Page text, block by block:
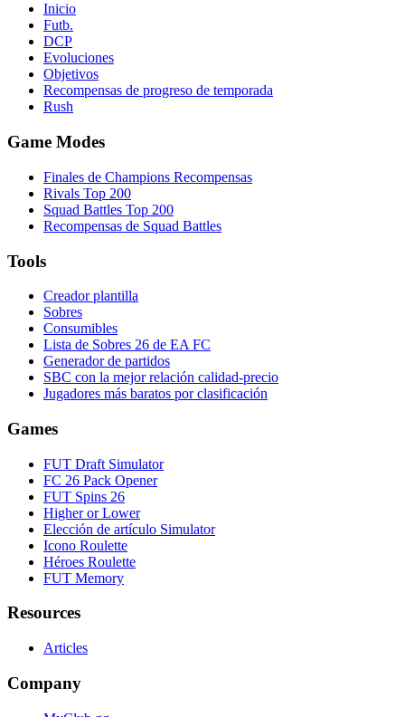
Inicio
Futb.
DCP
Evoluciones
Objetivos
Recompensas de progreso de temporada
Rush
Game Modes
Finales de Champions Recompensas
Rivals Top 200
Squad Battles Top 200
Recompensas de Squad Battles
Tools
Creador plantilla
Sobres
Consumibles
Lista de Sobres 26 de EA FC
Generador de partidos
SBC con la mejor relación calidad-precio
Jugadores más baratos por clasificación
Games
FUT Draft Simulator
FC 26 Pack Opener
FUT Spins 26
Higher or Lower
Elección de artículo Simulator
Icono Roulette
Héroes Roulette
FUT Memory
Resources
Articles
Company